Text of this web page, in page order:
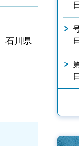
石川県